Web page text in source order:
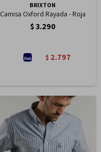
BRIXTON
Camisa Oxford Rayada - Roja
$3.290
$ 2.797